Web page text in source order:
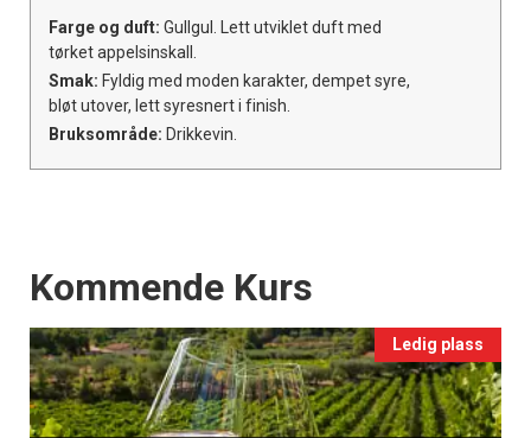
Farge og duft: Gullgul. Lett utviklet duft med
tørket appelsinskall.
Smak: Fyldig med moden karakter, dempet syre,
bløt utover, lett syresnert i finish.
Bruksområde: Drikkevin.
Events
Kommende Kurs
Ledig plass